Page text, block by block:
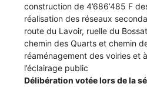
construction de 4’686’485 F
réalisation des réseaux
route du Lavoir, ruelle du
chemin des Quarts et chemin
réaménagement des voiries et
l’éclairage public
Délibération votée lors de la